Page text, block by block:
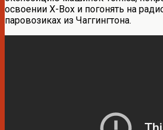
освоении X-Box и погонять на
паровозиках из Чаггингтона.